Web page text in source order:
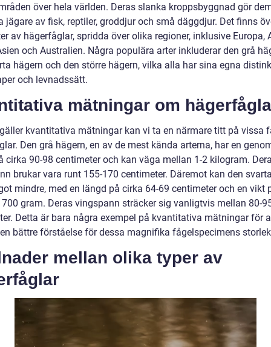
över hela världen. Deras slanka kroppsbyggnad gör
jägare av fisk, reptiler, groddjur och små däggdjur. Det finns
av hägerfåglar, spridda över olika regioner, inklusive Europa,
och Australien. Några populära arter inkluderar den grå
hägern och den större hägern, vilka alla har sina egna
och levnadssätt.
mätningar om
kvantitativa mätningar kan vi ta en närmare titt på vissa
Den grå hägern, en av de mest kända arterna, har en
cirka 90-98 centimeter och kan väga mellan 1-2 kilogram.
brukar vara runt 155-170 centimeter. Däremot kan den
mindre, med en längd på cirka 64-69 centimeter och en vikt
gram. Deras vingspann sträcker sig vanligtvis mellan 80-
Detta är bara några exempel på kvantitativa mätningar för
bättre förståelse för dessa magnifika fågelspecimens
mellan olika typer av